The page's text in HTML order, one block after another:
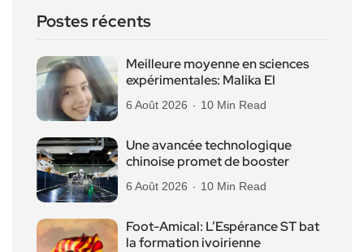
Postes récents
Meilleure moyenne en sciences
expérimentales: Malika El
6 Août 2026 10 Min Read
Une avancée technologique
chinoise promet de booster
6 Août 2026 10 Min Read
Foot-Amical: L’Espérance ST bat
la formation ivoirienne